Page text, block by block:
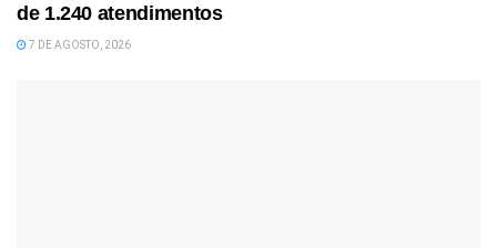
de 1.240 atendimentos
7 DE AGOSTO, 2026